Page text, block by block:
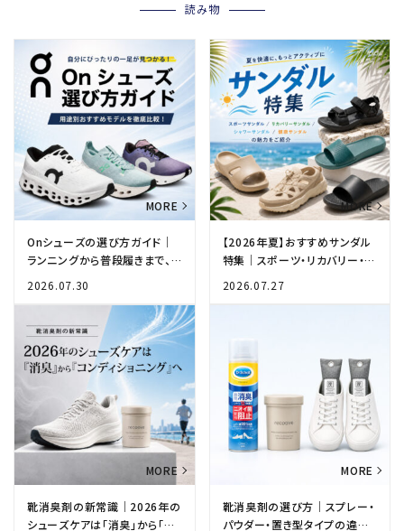
読み物
Onシューズの選び方ガイド｜
ランニングから普段履きまで、
2026.07.30
【2026年夏】おすすめサンダル
特集｜スポーツ・リカバリー・健
2026.07.27
靴消臭剤の新常識｜2026年の
シューズケアは「消臭」から「コ
靴消臭剤の選び方｜スプレー・
パウダー・置き型タイプの違い